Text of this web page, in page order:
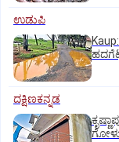
ಉಡುಪಿ
ದಕ್ಷಿಣಕನ್ನಡ